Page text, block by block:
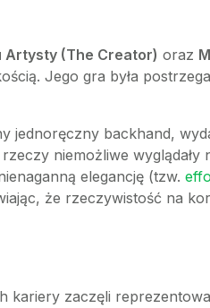
Artysty (The Creator) oraz
Jego gra była
jednoręczny backhand,
niemożliwe wyglądały
elegancję (tzw.
że rzeczywistość na
kariery zaczęli